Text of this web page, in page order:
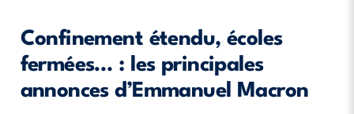
Confinement étendu, écoles
fermées… : les principales
annonces d’Emmanuel Macron